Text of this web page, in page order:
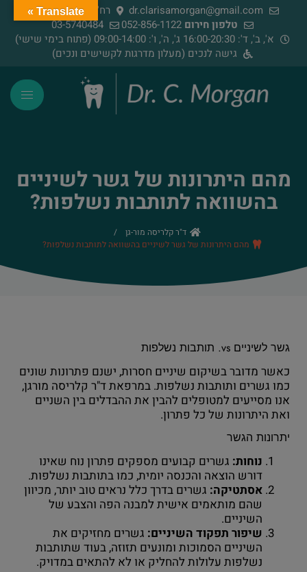
dr.clarisamorgan@gmail.com
רח' הירדן 91, רמת גן
טלפון חירום
03-5740484
א', ב', ד': 16:00-20:30 ג', ה', ו': 09:00-14:00 (פתוח בימי שישי)
גישה לנכים (מעלון מדרגות לקשישים ונכים)
מהם היתרונות של גשר לשיניים
בהשוואה לתותבות נשלפות?
ד"ר קלריסה מור-גן
/
מהם היתרונות של גשר לשיניים בהשוואה לתותבות נשלפות?
גשר לשיניים vs. תותבות נשלפות
כאשר מדובר בשיקום שיניים חסרות, ישנם פתרונות שונים
כמו גשרים ותותבות נשלפות. במרפאת ד"ר קלריסה מורגן,
אנו מסייעים למטופלים להבין את ההבדלים בין השניים
ואת היתרונות של כל פתרון.
יתרונות הגשר
נוחות: גשרים קבועים מספקים פתרון נוח שאינו
דורש הוצאה והכנסה יומית, כמו בתותבות נשלפות.
אסתטיקה: גשרים בדרך כלל נראים טוב יותר, מכיוון
שהם מותאמים אישית למבנה הפה והצבע של
השיניים.
שיפור תפקוד השיניים: גשרים מחזיקים את
השיניים הסמוכות ומונעים תזוזה, בעוד שתותבות
נשלפות עלולות להחליק או לא להתאים במדויק.
Translate »